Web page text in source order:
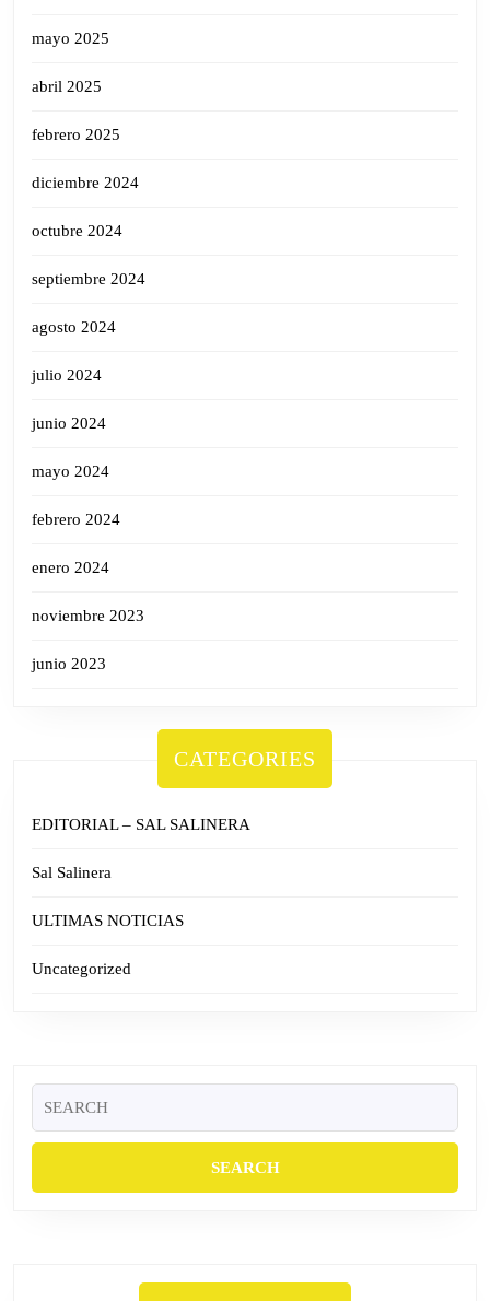
mayo 2025
abril 2025
febrero 2025
diciembre 2024
octubre 2024
septiembre 2024
agosto 2024
julio 2024
junio 2024
mayo 2024
febrero 2024
enero 2024
noviembre 2023
junio 2023
CATEGORIES
EDITORIAL – SAL SALINERA
Sal Salinera
ULTIMAS NOTICIAS
Uncategorized
for: